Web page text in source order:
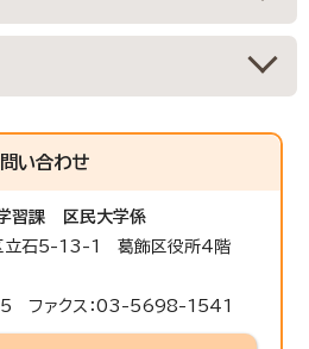
い合わせ
習課
区民大学係
石5-13-1 葛飾区役所4階
ファクス：03-5698-1541